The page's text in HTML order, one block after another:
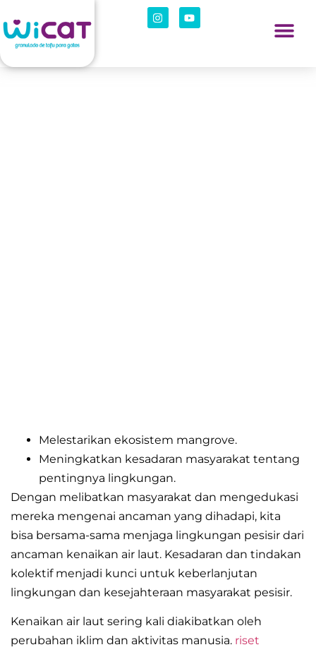
Melestarikan ekosistem mangrove.
Meningkatkan kesadaran masyarakat tentang
pentingnya lingkungan.
Dengan melibatkan masyarakat dan mengedukasi
mereka mengenai ancaman yang dihadapi, kita
bisa bersama-sama menjaga lingkungan pesisir dari
ancaman kenaikan air laut. Kesadaran dan tindakan
kolektif menjadi kunci untuk keberlanjutan
lingkungan dan kesejahteraan masyarakat pesisir.
Kenaikan air laut sering kali diakibatkan oleh
perubahan iklim dan aktivitas manusia. riset